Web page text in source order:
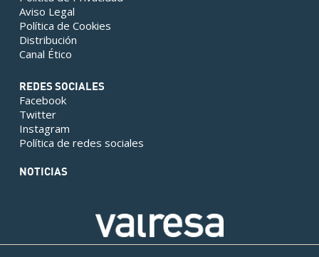
Aviso Legal
Política de Cookies
Distribución
Canal Ético
REDES SOCIALES
Facebook
Twitter
Instagram
Política de redes sociales
NOTICIAS